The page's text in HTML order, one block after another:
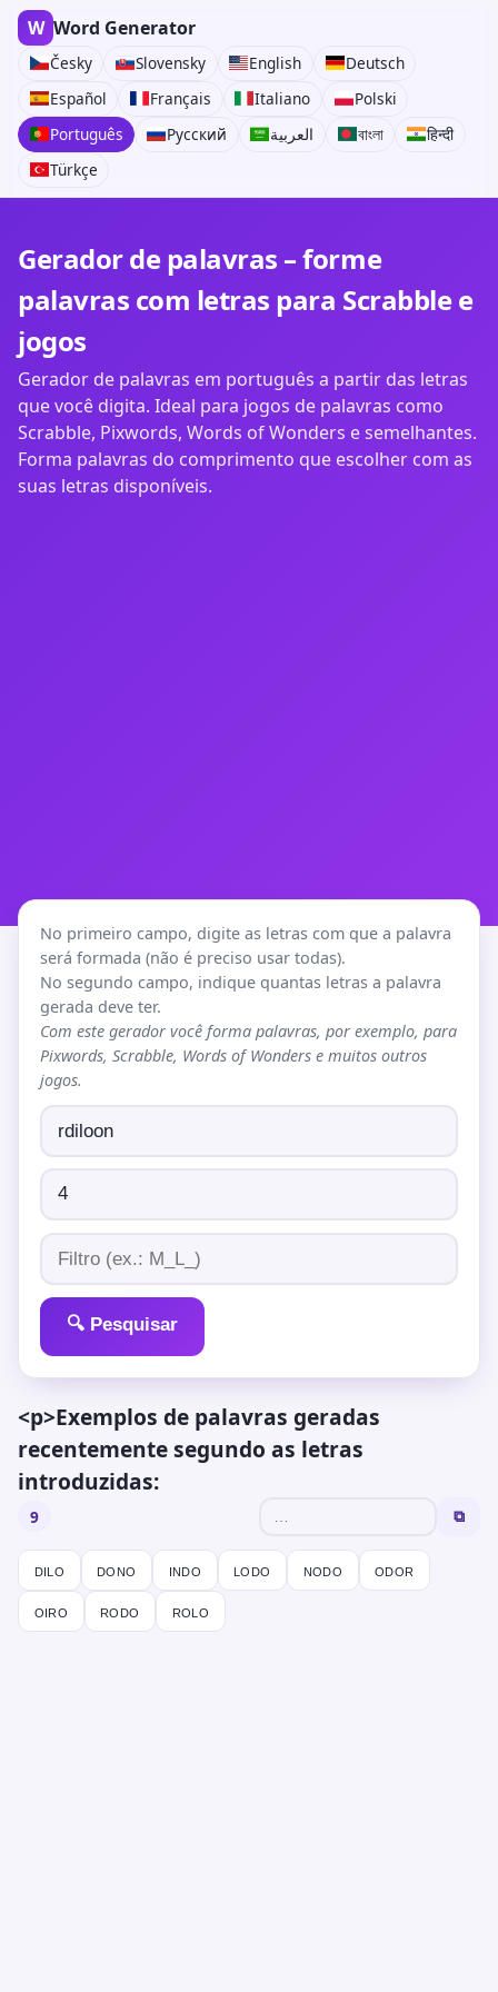
W Word Generator
Česky Slovensky English
Deutsch
Español
Français Italiano
Polski
Português
Русский العربية বাংলা
हिन्दी
Türkçe
Gerador de palavras – forme
palavras com letras para Scrabble e
jogos
Gerador de palavras em português a partir das letras
que você digita. Ideal para jogos de palavras como
Scrabble, Pixwords, Words of Wonders e semelhantes.
Forma palavras do comprimento que escolher com as
suas letras disponíveis.
No primeiro campo, digite as letras com que a palavra
será formada (não é preciso usar todas).
No segundo campo, indique quantas letras a palavra
gerada deve ter.
Com este gerador você forma palavras, por exemplo, para
Pixwords, Scrabble, Words of Wonders e muitos outros
jogos.
🔍 Pesquisar
<p>Exemplos de palavras geradas
recentemente segundo as letras
introduzidas:
9 ⧉
dilo dono indo lodo nodo odor
oiro rodo rolo